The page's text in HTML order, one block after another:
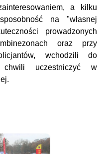
a kilku
na "własnej
prowadzonych
oraz przy
wchodzili do
uczestniczyć w